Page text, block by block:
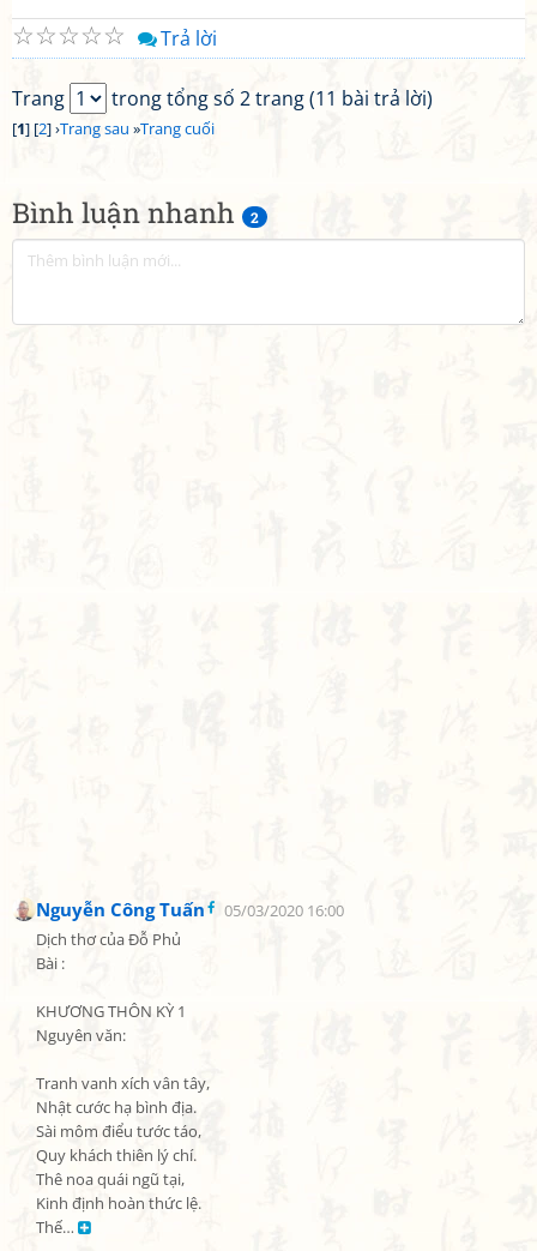
Bình luận nhanh 2
Nguyễn Công Tuấn
05/03/2020 16:00
Dịch thơ của Đỗ Phủ
Bài :
KHƯƠNG THÔN KỲ 1
Nguyên văn:
Tranh vanh xích vân tây,
Nhật cước hạ bình địa.
Sài môm điểu tước táo,
Quy khách thiên lý chí.
Thê noa quái ngũ tại,
Kinh định hoàn thức lệ.
Thế…
☆
☆
☆
☆
☆ Trả lời
Trang trong tổng số 2 trang (11 bài trả lời)
[1] [2] ›Trang sau »Trang cuối